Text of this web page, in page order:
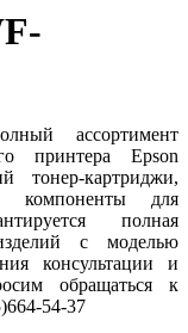
ассортимент
принтера Epson
тонер-картриджи,
компоненты для
полная
с моделью
консультации и
обращаться к
54-37